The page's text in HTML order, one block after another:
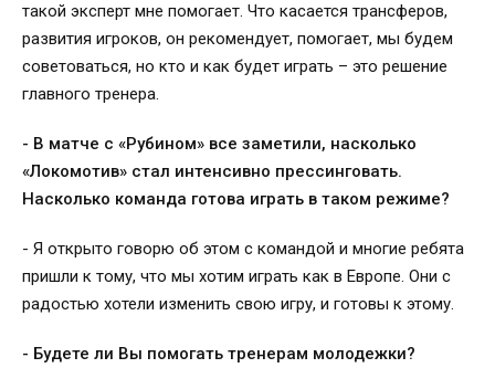
такой эксперт мне помогает. Что касается трансферов,
развития игроков, он рекомендует, помогает, мы будем
советоваться, но кто и как будет играть – это решение
главного тренера.
- В матче с «Рубином» все заметили, насколько
«Локомотив» стал интенсивно прессинговать.
Насколько команда готова играть в таком режиме?
- Я открыто говорю об этом с командой и многие ребята
пришли к тому, что мы хотим играть как в Европе. Они с
радостью хотели изменить свою игру, и готовы к этому.
- Будете ли Вы помогать тренерам молодежки?